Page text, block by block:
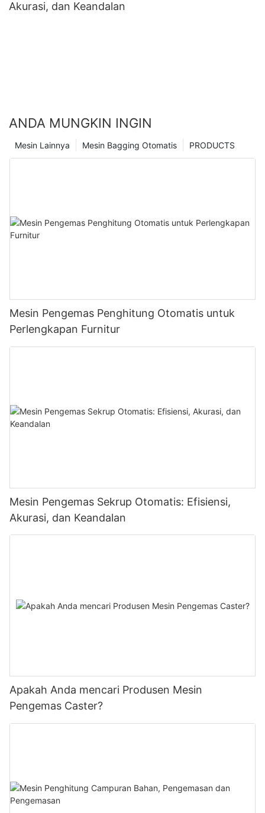
Akurasi, dan Keandalan
ANDA MUNGKIN INGIN
PRODUCTS
Mesin Bagging Otomatis
Mesin Lainnya
Mesin Pengemas Penghitung Otomatis untuk
Perlengkapan Furnitur
Mesin Pengemas Sekrup Otomatis: Efisiensi,
Akurasi, dan Keandalan
Apakah Anda mencari Produsen Mesin
Pengemas Caster?